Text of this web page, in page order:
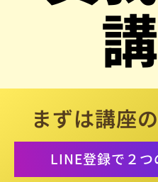
まずは講座
LINE登録で２つ